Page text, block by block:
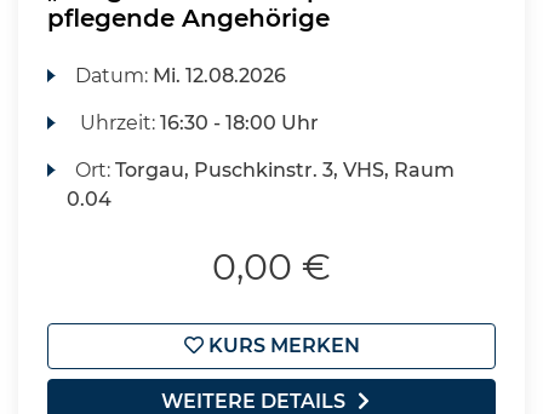
pflegende Angehörige
Datum: Mi. 12.08.2026
Uhrzeit:16:30 - 18:00 Uhr
Ort:Torgau, Puschkinstr. 3, VHS, Raum
0.04
0,00 €
KURS MERKEN
WEITERE DETAILS